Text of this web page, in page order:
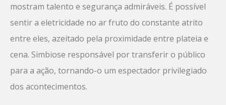
mostram talento e segurança admiráveis. É possível
sentir a eletricidade no ar fruto do constante atrito
entre eles, azeitado pela proximidade entre plateia e
cena. Simbiose responsável por transferir o público
para a ação, tornando-o um espectador privilegiado
dos acontecimentos.